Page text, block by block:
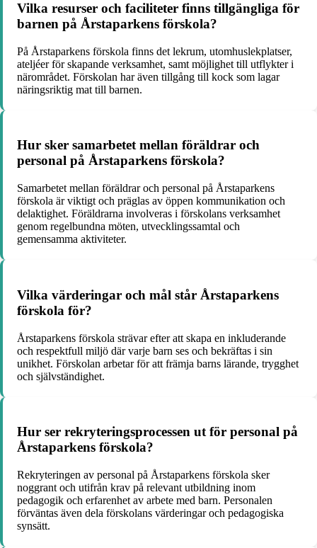
Vilka resurser och faciliteter finns tillgängliga för
barnen på Årstaparkens förskola?
På Årstaparkens förskola finns det lekrum, utomhuslekplatser,
ateljéer för skapande verksamhet, samt möjlighet till utflykter i
närområdet. Förskolan har även tillgång till kock som lagar
näringsriktig mat till barnen.
Hur sker samarbetet mellan föräldrar och
personal på Årstaparkens förskola?
Samarbetet mellan föräldrar och personal på Årstaparkens
förskola är viktigt och präglas av öppen kommunikation och
delaktighet. Föräldrarna involveras i förskolans verksamhet
genom regelbundna möten, utvecklingssamtal och
gemensamma aktiviteter.
Vilka värderingar och mål står Årstaparkens
förskola för?
Årstaparkens förskola strävar efter att skapa en inkluderande
och respektfull miljö där varje barn ses och bekräftas i sin
unikhet. Förskolan arbetar för att främja barns lärande, trygghet
och självständighet.
Hur ser rekryteringsprocessen ut för personal på
Årstaparkens förskola?
Rekryteringen av personal på Årstaparkens förskola sker
noggrant och utifrån krav på relevant utbildning inom
pedagogik och erfarenhet av arbete med barn. Personalen
förväntas även dela förskolans värderingar och pedagogiska
synsätt.